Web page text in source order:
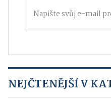
NEJČTENĚJŠÍ V